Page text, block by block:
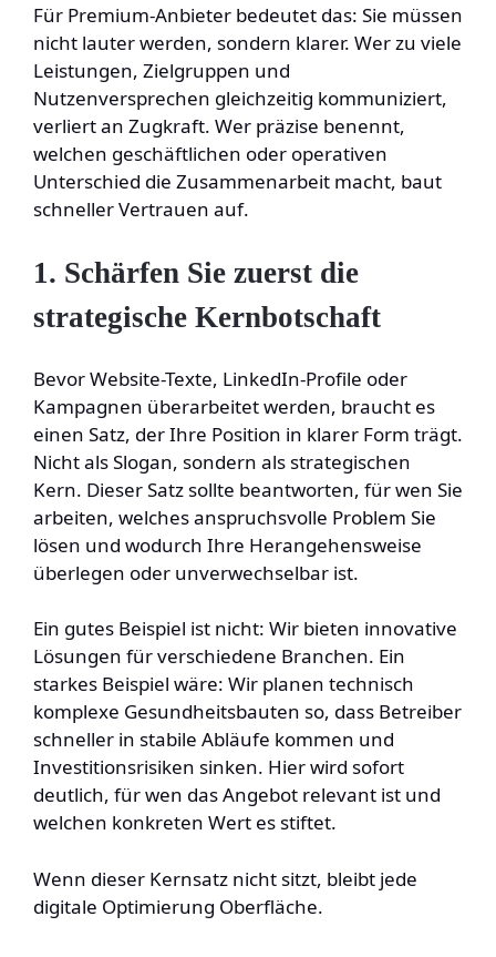
Für Premium-Anbieter bedeutet das: Sie müssen
nicht lauter werden, sondern klarer. Wer zu viele
Leistungen, Zielgruppen und
Nutzenversprechen gleichzeitig kommuniziert,
verliert an Zugkraft. Wer präzise benennt,
welchen geschäftlichen oder operativen
Unterschied die Zusammenarbeit macht, baut
schneller Vertrauen auf.
1. Schärfen Sie zuerst die
strategische Kernbotschaft
Bevor Website-Texte, LinkedIn-Profile oder
Kampagnen überarbeitet werden, braucht es
einen Satz, der Ihre Position in klarer Form trägt.
Nicht als Slogan, sondern als strategischen
Kern. Dieser Satz sollte beantworten, für wen Sie
arbeiten, welches anspruchsvolle Problem Sie
lösen und wodurch Ihre Herangehensweise
überlegen oder unverwechselbar ist.
Ein gutes Beispiel ist nicht: Wir bieten innovative
Lösungen für verschiedene Branchen. Ein
starkes Beispiel wäre: Wir planen technisch
komplexe Gesundheitsbauten so, dass Betreiber
schneller in stabile Abläufe kommen und
Investitionsrisiken sinken. Hier wird sofort
deutlich, für wen das Angebot relevant ist und
welchen konkreten Wert es stiftet.
Wenn dieser Kernsatz nicht sitzt, bleibt jede
digitale Optimierung Oberfläche.